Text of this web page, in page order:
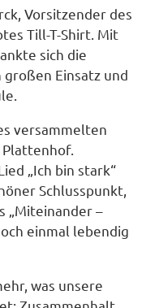
Vorsitzender des
Till-T-Shirt. Mit
sich die
Einsatz und
versammelten
„Ich bin stark“
Schlusspunkt,
„Miteinander –
einmal lebendig
was unsere